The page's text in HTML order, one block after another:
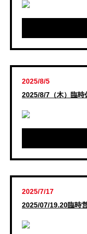
2025/8/5
2025/8/7（木）臨時
2025/7/17
2025/07/19.20臨時